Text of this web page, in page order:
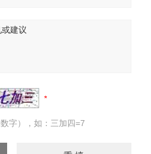
字），如：三加四=7